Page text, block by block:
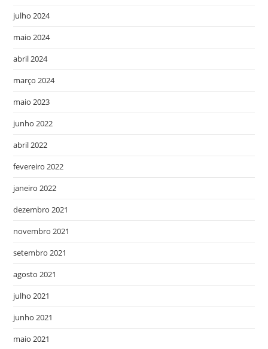
julho 2024
maio 2024
abril 2024
março 2024
maio 2023
junho 2022
abril 2022
fevereiro 2022
janeiro 2022
dezembro 2021
novembro 2021
setembro 2021
agosto 2021
julho 2021
junho 2021
maio 2021